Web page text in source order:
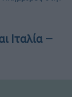
Ιταλία –